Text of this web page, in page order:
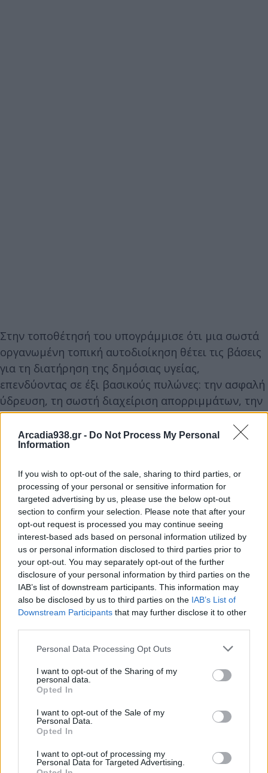
Arcadia938.gr - Do Not Process My Personal
Information
If you wish to opt-out of the sale, sharing to third parties, or
processing of your personal or sensitive information for
targeted advertising by us, please use the below opt-out
section to confirm your selection. Please note that after your
opt-out request is processed you may continue seeing
interest-based ads based on personal information utilized by
us or personal information disclosed to third parties prior to
your opt-out. You may separately opt-out of the further
disclosure of your personal information by third parties on the
IAB’s list of downstream participants. This information may
also be disclosed by us to third parties on the IAB’s List of
Downstream Participants that may further disclose it to other
Personal Data Processing Opt Outs
I want to opt-out of the Sharing of my
personal data.
Opted In
I want to opt-out of the Sale of my
Personal Data.
Opted In
I want to opt-out of processing my
Personal Data for Targeted Advertising.
Στην τοποθέτησή του υπογράμμισε ότι μια σωστά
οργανωμένη τοπική αυτοδιοίκηση θέτει τις βάσεις
για τη διατήρηση της δημόσιας υγείας,
επενδύοντας σε έξι βασικούς πυλώνες: την ασφαλή
ύδρευση, τη σωστή διαχείριση απορριμμάτων, την
άθληση, τη μικροκινητικότητα, τους χώρους
πρασίνου και την προληπτική ιατρική. Παράλληλα,
σημείωσε πως υποχρέωση κάθε Δήμου είναι να
για τη σωματική, ψυχική και κοινωνική ευεξία των
δημοτών, χωρίς διακρίσεις και κοινωνικές
ανισότητες, επισημαίνοντας ότι ο Δήμος Τρίπολης
εργάζεται συστηματικά προς την κατεύθυνση της
δημιουργίας και διατήρησης μιας πραγματικά
υγιούς πόλης.
Στη συνέχεια, η Εντεταλμένη Σύμβουλος